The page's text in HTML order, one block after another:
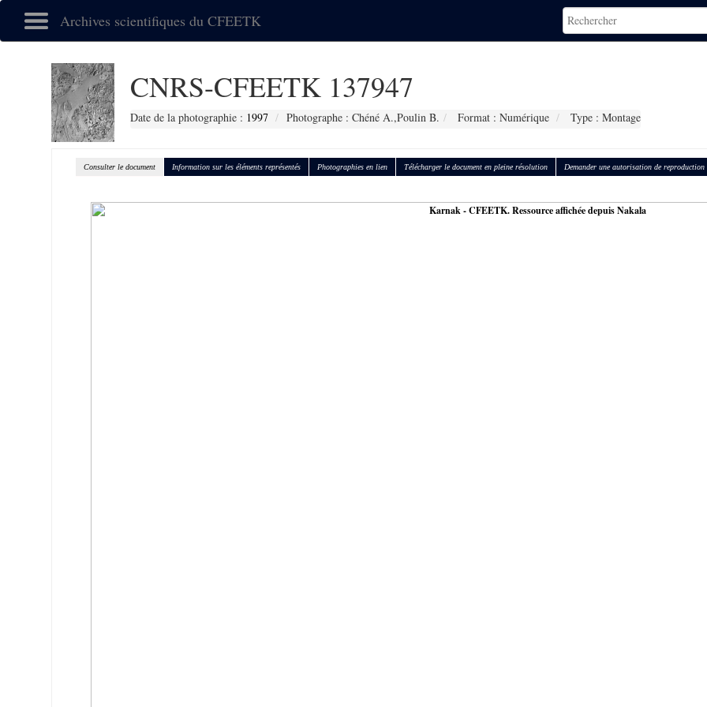
Archives scientifiques du CFEETK
CNRS-CFEETK 137947
Date de la photographie : 1997 Photographe : Chéné A.,Poulin B. Format : Numérique Type : Montage
Consulter le document Information sur les éléments représentés Photographies en lien Télécharger le document en pleine résolution Demander une autorisation de reproduction